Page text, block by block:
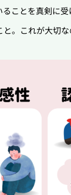
ることを真剣に
。これが大切な